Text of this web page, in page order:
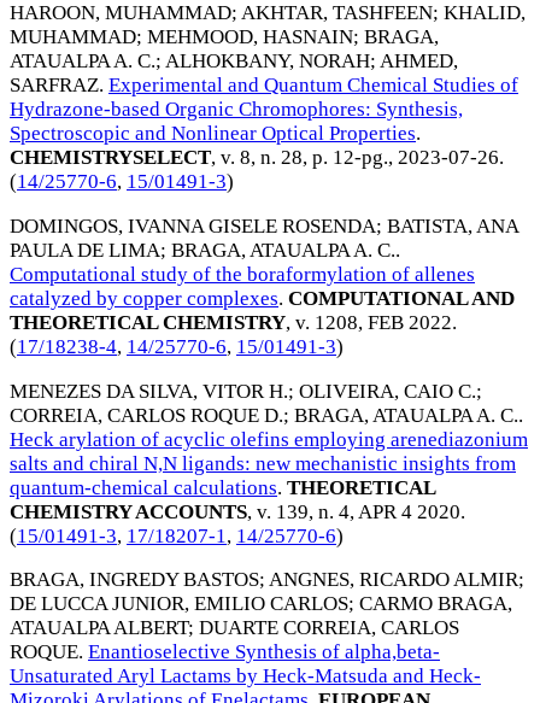
HAROON, MUHAMMAD; AKHTAR, TASHFEEN; KHALID,
MUHAMMAD; MEHMOOD, HASNAIN; BRAGA,
ATAUALPA A. C.; ALHOKBANY, NORAH; AHMED,
SARFRAZ. Experimental and Quantum Chemical Studies of
Hydrazone-based Organic Chromophores: Synthesis,
Spectroscopic and Nonlinear Optical Properties.
CHEMISTRYSELECT, v. 8, n. 28, p. 12-pg., 2023-07-26.
(14/25770-6, 15/01491-3)
DOMINGOS, IVANNA GISELE ROSENDA; BATISTA, ANA
PAULA DE LIMA; BRAGA, ATAUALPA A. C..
Computational study of the boraformylation of allenes
catalyzed by copper complexes. COMPUTATIONAL AND
THEORETICAL CHEMISTRY, v. 1208, FEB 2022.
(17/18238-4, 14/25770-6, 15/01491-3)
MENEZES DA SILVA, VITOR H.; OLIVEIRA, CAIO C.;
CORREIA, CARLOS ROQUE D.; BRAGA, ATAUALPA A. C..
Heck arylation of acyclic olefins employing arenediazonium
salts and chiral N,N ligands: new mechanistic insights from
quantum-chemical calculations. THEORETICAL
CHEMISTRY ACCOUNTS, v. 139, n. 4, APR 4 2020.
(15/01491-3, 17/18207-1 , 14/25770-6)
BRAGA, INGREDY BASTOS; ANGNES, RICARDO ALMIR;
DE LUCCA JUNIOR, EMILIO CARLOS; CARMO BRAGA,
ATAUALPA ALBERT; DUARTE CORREIA, CARLOS
ROQUE. Enantioselective Synthesis of alpha,beta-
Unsaturated Aryl Lactams by Heck-Matsuda and Heck-